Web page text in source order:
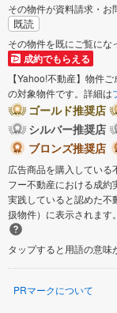
その物件が資料請求・お
既読
その物件を既にご覧にな
成約でもらえる
【Yahoo!不動産】物件
の対象物件です。詳細は
ゴールド推奨店
シルバー推奨店
ブロンズ推奨店
広告商品を購入してい
フー不動産における成
実践していると認めた不
扱物件）に表示されます。
タップすると用語の意味
PRマークについて